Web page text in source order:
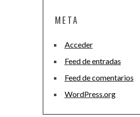
META
Acceder
Feed de entradas
Feed de comentarios
WordPress.org